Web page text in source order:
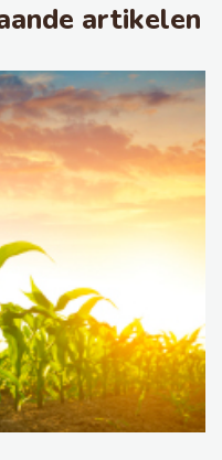
artikelen